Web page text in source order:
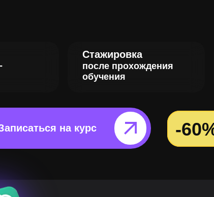
-
на курс⠀⠀⠀
Стажировка
после прохождения
обучения